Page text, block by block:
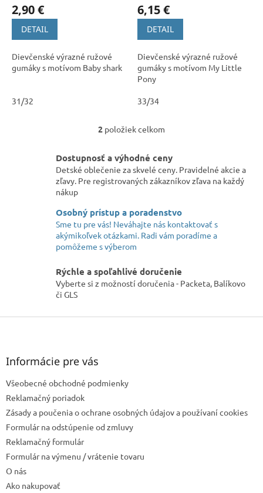
2,90 €
DETAIL
Dievčenské výrazné ružové
gumáky s motívom Baby shark
31/32
6,15 €
DETAIL
Dievčenské výrazné ružové
gumáky s motívom My Little
Pony
33/34
O
l
á
d
a
i
e
p
r
k
y
v
2 položiek celkom
Dostupnosť a výhodné ceny
Detské oblečenie za skvelé ceny. Pravidelné akcie a
zľavy. Pre registrovaných zákazníkov zľava na každý
nákup
Osobný prístup a poradenstvo
Sme tu pre vás! Neváhajte nás kontaktovať s
akýmikoľvek otázkami. Radi vám poradíme a
pomôžeme s výberom
Rýchle a spoľahlivé doručenie
Vyberte si z možností doručenia - Packeta, Balíkovo
či GLS
Z
Informácie pre vás
Všeobecné obchodné podmienky
Reklamačný poriadok
Zásady a poučenia o ochrane osobných údajov a používaní cookies
Formulár na odstúpenie od zmluvy
Reklamačný formulár
Formulár na výmenu / vrátenie tovaru
O nás
Ako nakupovať